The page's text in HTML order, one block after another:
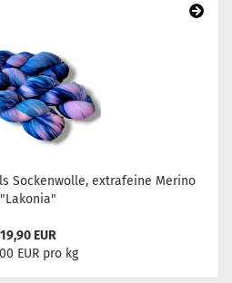
Sockenwolle, extrafeine Merino
"Lakonia"
19,90 EUR
EUR pro kg